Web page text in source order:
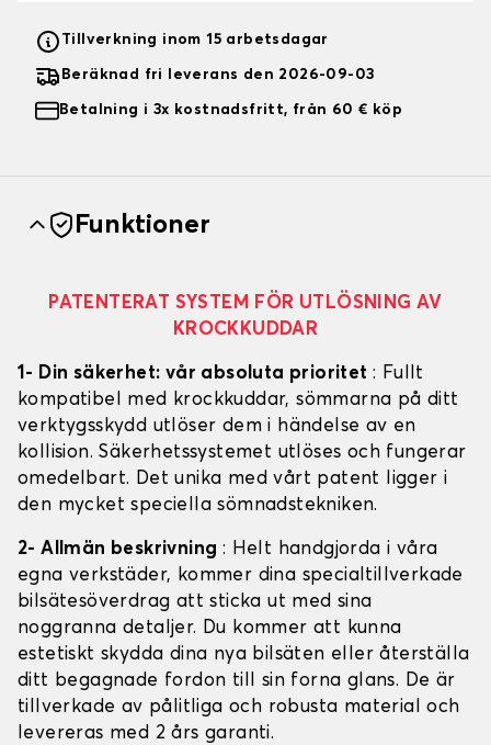
Tillverkning inom 15 arbetsdagar
Beräknad fri leverans den 2026-09-03
Betalning i 3x kostnadsfritt, från 60 € köp
Funktioner
PATENTERAT SYSTEM FÖR UTLÖSNING AV
KROCKKUDDAR
1- Din säkerhet: vår absoluta prioritet : Fullt
kompatibel med krockkuddar, sömmarna på ditt
verktygsskydd utlöser dem i händelse av en
kollision. Säkerhetssystemet utlöses och fungerar
omedelbart. Det unika med vårt patent ligger i
den mycket speciella sömnadstekniken.
2- Allmän beskrivning : Helt handgjorda i våra
egna verkstäder, kommer dina specialtillverkade
bilsätesöverdrag att sticka ut med sina
noggranna detaljer. Du kommer att kunna
estetiskt skydda dina nya bilsäten eller återställa
ditt begagnade fordon till sin forna glans. De är
tillverkade av pålitliga och robusta material och
levereras med 2 års garanti.